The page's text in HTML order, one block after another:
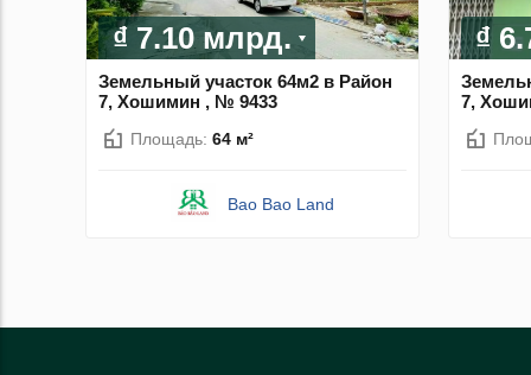
₫ 7.10 млрд.
Земельный участок 64м2 в Район
7, Хошимин , № 9433
Площадь: 64 м²
Bao Bao Land
₫
7,